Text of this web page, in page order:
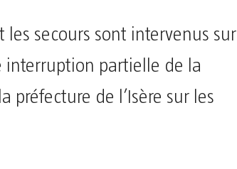
les secours sont intervenus sur
interruption partielle de la
préfecture de l’Isère sur les